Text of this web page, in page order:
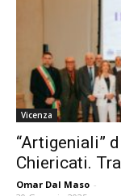
Vicenza
“Artigeniali”
Chiericati.
Omar Dal Maso -